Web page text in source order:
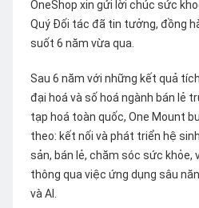
OneShop xin gửi lời chúc sức
Quý Đối tác đã tin tưởng, đồng
suốt 6 năm vừa qua.
Sau 6 năm với những kết quả
đại hoá và số hoá ngành bán lẻ
tạp hoá toàn quốc, One Mount
theo: kết nối và phát triển hệ
sản, bán lẻ, chăm sóc sức khỏe,
thông qua việc ứng dụng sâu
và AI.